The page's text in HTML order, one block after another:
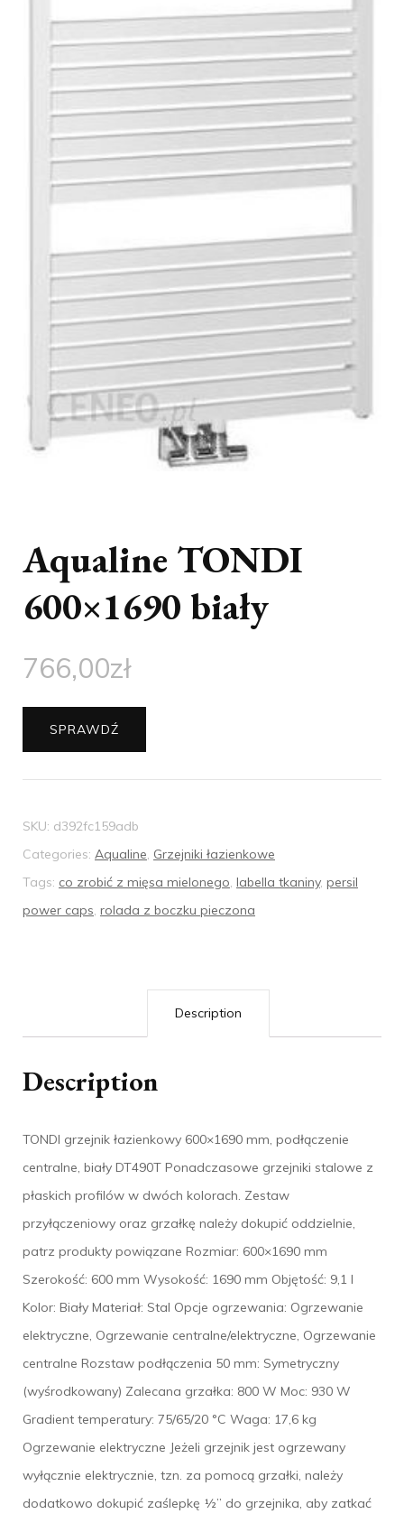
Aqualine TONDI
600×1690 biały
766,00zł
SPRAWDŹ
SKU: d392fc159adb
Categories: Aqualine, Grzejniki łazienkowe
Tags: co zrobić z mięsa mielonego, labella tkaniny, persil
power caps, rolada z boczku pieczona
Description
Description
TONDI grzejnik łazienkowy 600×1690 mm, podłączenie
centralne, biały DT490T Ponadczasowe grzejniki stalowe z
płaskich profilów w dwóch kolorach. Zestaw
przyłączeniowy oraz grzałkę należy dokupić oddzielnie,
patrz produkty powiązane Rozmiar: 600×1690 mm
Szerokość: 600 mm Wysokość: 1690 mm Objętość: 9,1 l
Kolor: Biały Materiał: Stal Opcje ogrzewania: Ogrzewanie
elektryczne, Ogrzewanie centralne/elektryczne, Ogrzewanie
centralne Rozstaw podłączenia 50 mm: Symetryczny
(wyśrodkowany) Zalecana grzałka: 800 W Moc: 930 W
Gradient temperatury: 75/65/20 °C Waga: 17,6 kg
Ogrzewanie elektryczne Jeżeli grzejnik jest ogrzewany
wyłącznie elektrycznie, tzn. za pomocą grzałki, należy
dodatkowo dokupić zaślepkę ½” do grzejnika, aby zatkać